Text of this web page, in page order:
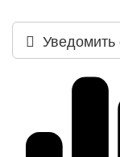
Уведомить